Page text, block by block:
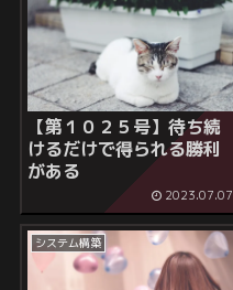
【第１０２５号】待ち続
けるだけで得られる勝利
がある
2023.07.07
システム構築